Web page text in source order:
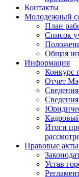
Контакты
Молодежный
План
Список
Общая
Информация
Конкурс
Отчет
Сведения
Итоги
Правовые акты
Устав